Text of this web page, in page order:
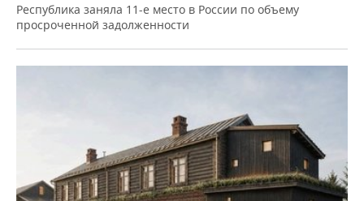
Республика заняла 11-е место в России по объему
просроченной задолженности